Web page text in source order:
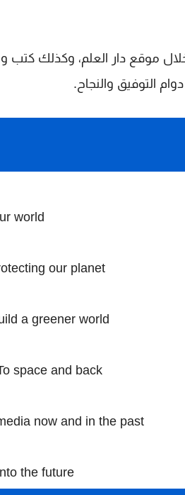
موقع دار العلم، وكذلك كتب
دوام التوفيق والنجاح.
world
our planet
a greener world
space and back
now and in the past
the future